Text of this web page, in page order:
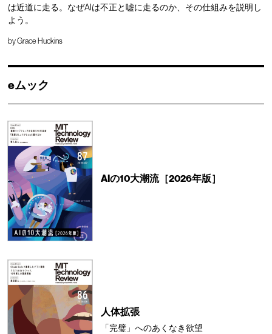
は近道に走る。なぜAIは不正と嘘に走るのか、その仕組みを説明し
よう。
byGrace Huckins
eムック
AIの10大潮流［2026年版］
人体拡張
「完璧」へのあくなき欲望